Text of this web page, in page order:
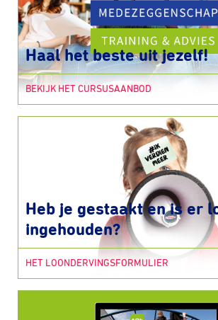
Haal het beste uit jezelf!
BEKIJK HET CURSUSAANBOD
Heb je gestaakt en is er
ingehouden?
HET LOONDERVINGSFORMULIER